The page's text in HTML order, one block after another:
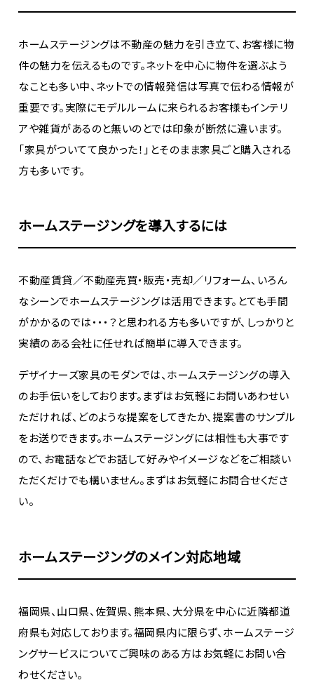
ホームステージングは不動産の魅力を引き立て、お客様に物
件の魅力を伝えるものです。ネットを中心に物件を選ぶよう
なことも多い中、ネットでの情報発信は写真で伝わる情報が
重要です。実際にモデルルームに来られるお客様もインテリ
アや雑貨があるのと無いのとでは印象が断然に違います。
「家具がついてて良かった！」とそのまま家具ごと購入される
方も多いです。
ホームステージングを導入するには
不動産賃貸／不動産売買・販売・売却／リフォーム、いろん
なシーンでホームステージングは活用できます。とても手間
がかかるのでは・・・？と思われる方も多いですが、しっかりと
実績のある会社に任せれば簡単に導入できます。
デザイナーズ家具のモダンでは、ホームステージングの導入
のお手伝いをしております。まずはお気軽にお問いあわせい
ただければ、どのような提案をしてきたか、提案書のサンプル
をお送りできます。ホームステージングには相性も大事です
ので、お電話などでお話して好みやイメージなどをご相談い
ただくだけでも構いません。まずはお気軽にお問合せくださ
い。
ホームステージングのメイン対応地域
福岡県、山口県、佐賀県、熊本県、大分県を中心に近隣都道
府県も対応しております。福岡県内に限らず、ホームステージ
ングサービスについてご興味のある方はお気軽にお問い合
わせください。